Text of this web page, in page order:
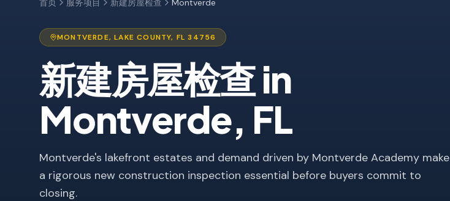
公寓检查
上市前检查
投资房产
首页 服务项目 新建房屋检查 Montverde
MONTVERDE,LAKE COUNTY, FL 34756
新建房屋检查in
Montverde, FL
Montverde's lakefront estates and demand driven by Montverde Academy make
a rigorous new construction inspection essential before buyers commit to
closing.